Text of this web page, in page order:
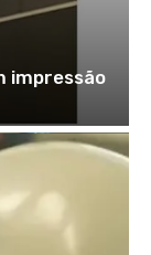
impressão